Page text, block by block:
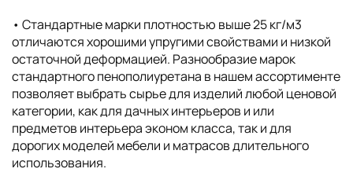
• Cтандартные марки плотностью выше 25 кг/м3
отличаются хорошими упругими свойствами и низкой
остаточной деформацией. Разнообразие марок
стандартного пенополиуретана в нашем ассортименте
позволяет выбрать сырье для изделий любой ценовой
категории, как для дачных интерьеров и или
предметов интерьера эконом класса, так и для
дорогих моделей мебели и матрасов длительного
использования.